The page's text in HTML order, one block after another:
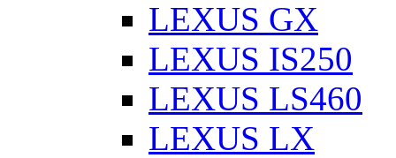
LEXUS GX
LEXUS IS250
LEXUS LS460
LEXUS LX